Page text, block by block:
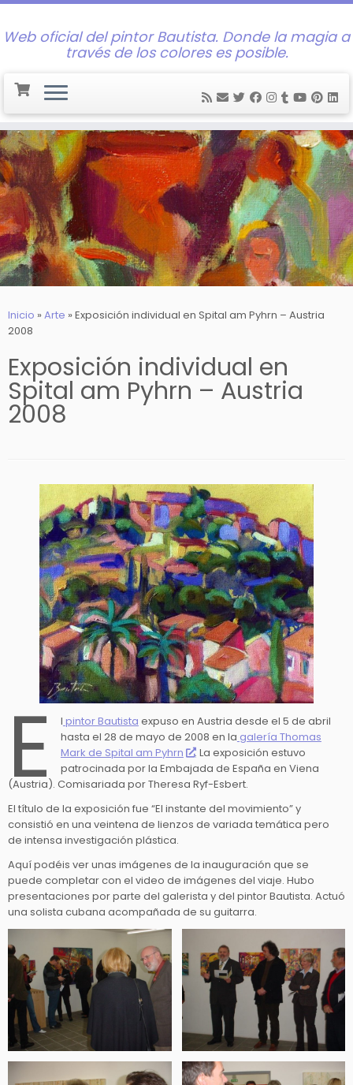
Saltar
al
contenido
Web oficial del pintor Bautista. Donde la magia a
través de los colores es posible.
Inicio » Arte » Exposición individual en Spital am Pyhrn – Austria
2008
Exposición individual en
Spital am Pyhrn – Austria
2008
E l pintor Bautista expuso en Austria desde el 5 de abril
hasta el 28 de mayo de 2008 en la galería Thomas
Mark de Spital am Pyhrn
. La exposición estuvo
patrocinada por la Embajada de España en Viena
(Austria). Comisariada por Theresa Ryf-Esbert.
El título de la exposición fue “El instante del movimiento” y
consistió en una veintena de lienzos de variada temática pero
de intensa investigación plástica.
Aquí podéis ver unas imágenes de la inauguración que se
puede completar con el video de imágenes del viaje. Hubo
presentaciones por parte del galerista y del pintor Bautista. Actuó
una solista cubana acompañada de su guitarra.